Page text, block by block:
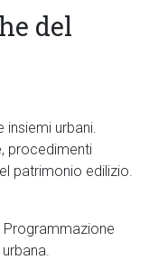
del
urbani.
procedimenti
patrimonio edilizio.